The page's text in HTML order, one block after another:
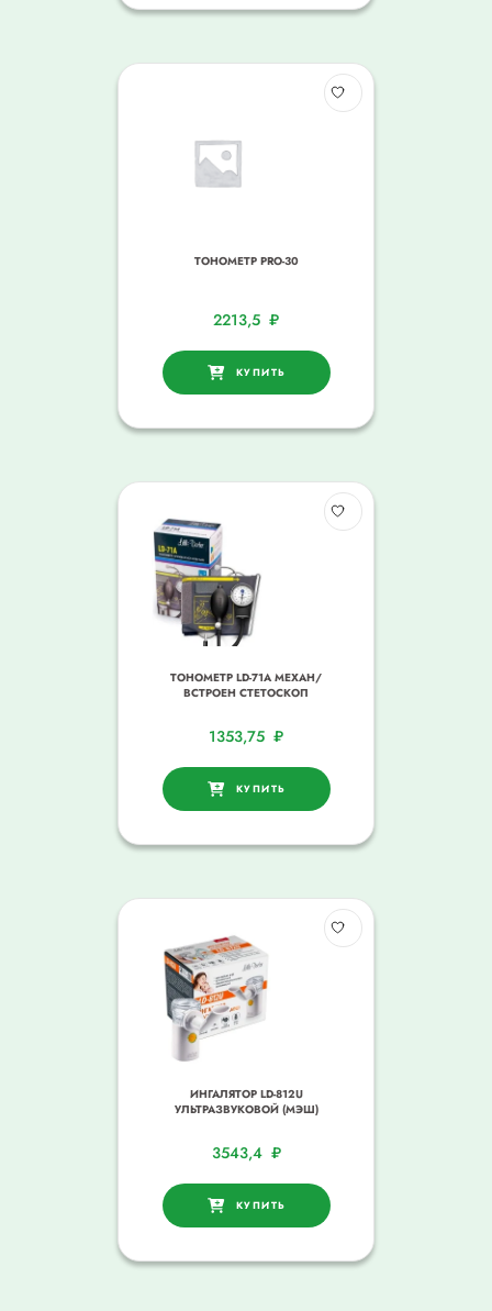
ТОНОМЕТР PRO-30
2213,5 ₽
КУПИТЬ
ТОНОМЕТР LD-71A МЕХАН/
ВСТРОЕН СТЕТОСКОП
1353,75 ₽
КУПИТЬ
ИНГАЛЯТОР LD-812U
УЛЬТРАЗВУКОВОЙ (МЭШ)
3543,4 ₽
КУПИТЬ